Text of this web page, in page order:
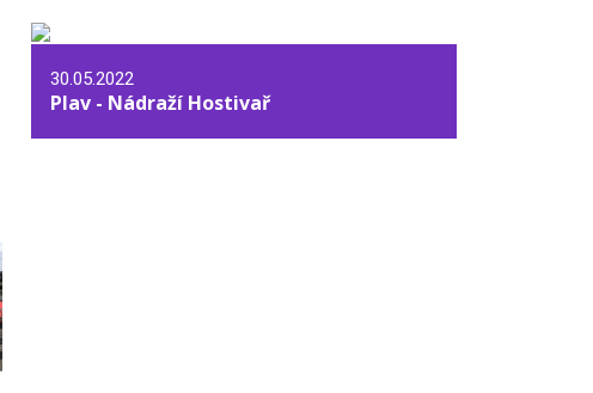
30.05.2022
Plav - Nádraží Hostivař